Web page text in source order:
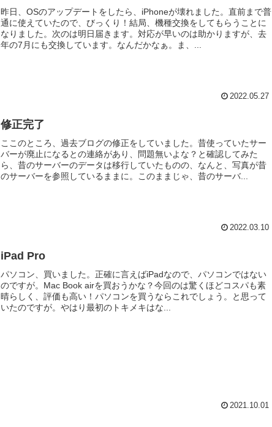
昨日、OSのアップデートをしたら、iPhoneが壊れました。直前まで普
通に使えていたので、びっくり！結局、機種交換をしてもらうことに
なりました。次のは明日届きます。対応が早いのは助かりますが、去
年の7月にも交換しています。なんだかなぁ。ま、...
2022.05.27
修正完了
ここのところ、過去ブログの修正をしていました。昔使っていたサー
バーが廃止になるとの連絡があり、問題無いよな？と確認してみた
ら、昔のサーバーのデータは移行していたものの、なんと、写真が昔
のサーバーを参照しているままに。このままじゃ、昔のサーバ...
2022.03.10
iPad Pro
パソコン、買いました。正確に言えばiPadなので、パソコンではない
のですが。Mac Book airを買おうかな？今回のは驚くほどコスパも素
晴らしく、評価も高い！パソコンを買うならこれでしょう。と思って
いたのですが。やはり最初のトキメキはな...
2021.10.01